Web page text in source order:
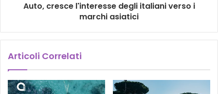
Auto, cresce l'interesse degli italiani verso i
marchi asiatici
Articoli Correlati